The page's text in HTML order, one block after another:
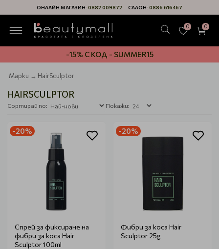
ОНЛАЙН МАГАЗИН: 0882 009872 САЛОН: 0886 616467
0 0
-15% С КОД - SUMMER15
Марки HairSculptor
HAIRSCULPTOR
Сортирай по: Покажи:
-20%
Спрей за фиксиране на
фибри за коса Hair
Sculptor 100ml
-20%
Фибри за коса Hair
Sculptor 25g